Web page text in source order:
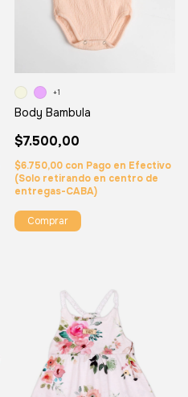
Body Bambula
$7.500,00
$6.750,00 con Pago en Efectivo
(Solo retirando en centro de
entregas-CABA)
+1
Comprar